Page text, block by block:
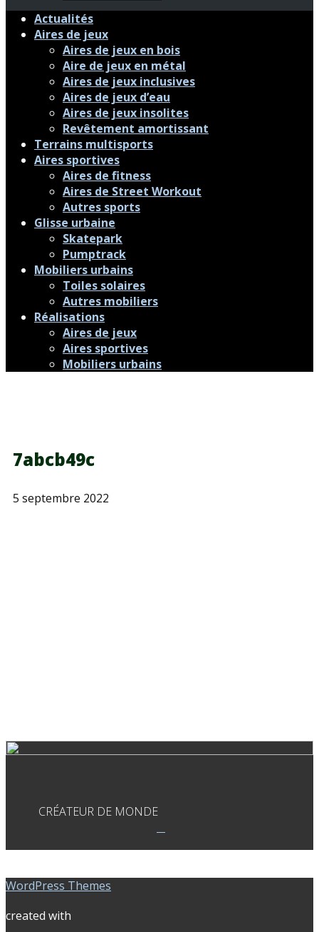
Actualités
Aires de jeux
Aires de jeux en bois
Aire de jeux en métal
Aires de jeux inclusives
Aires de jeux d’eau
Aires de jeux insolites
Revêtement amortissant
Terrains multisports
Aires sportives
Aires de fitness
Aires de Street Workout
Autres sports
Glisse urbaine
Skatepark
Pumptrack
Mobiliers urbains
Toiles solaires
Autres mobiliers
Réalisations
Aires de jeux
Aires sportives
Mobiliers urbains
7abcb49c
5 septembre 2022
CRÉATEUR DE MONDE
WordPress Themes
created with